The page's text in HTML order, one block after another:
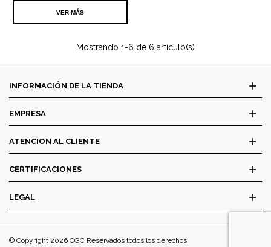
VER MÁS
Mostrando 1-6 de 6 artículo(s)
INFORMACIÓN DE LA TIENDA add
EMPRESA add
ATENCION AL CLIENTE add
CERTIFICACIONES add
LEGAL add
© Copyright 2026 OGC Reservados todos los derechos.